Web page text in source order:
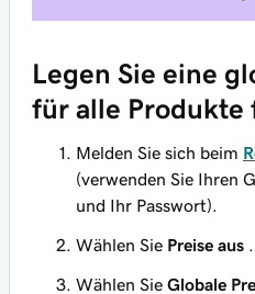
Legen Sie eine
für alle Produkte
Melden Sie sich beim
(verwenden Sie Ihren
und Ihr Passwort).
Wählen Sie Preise aus
Wählen Sie Globale